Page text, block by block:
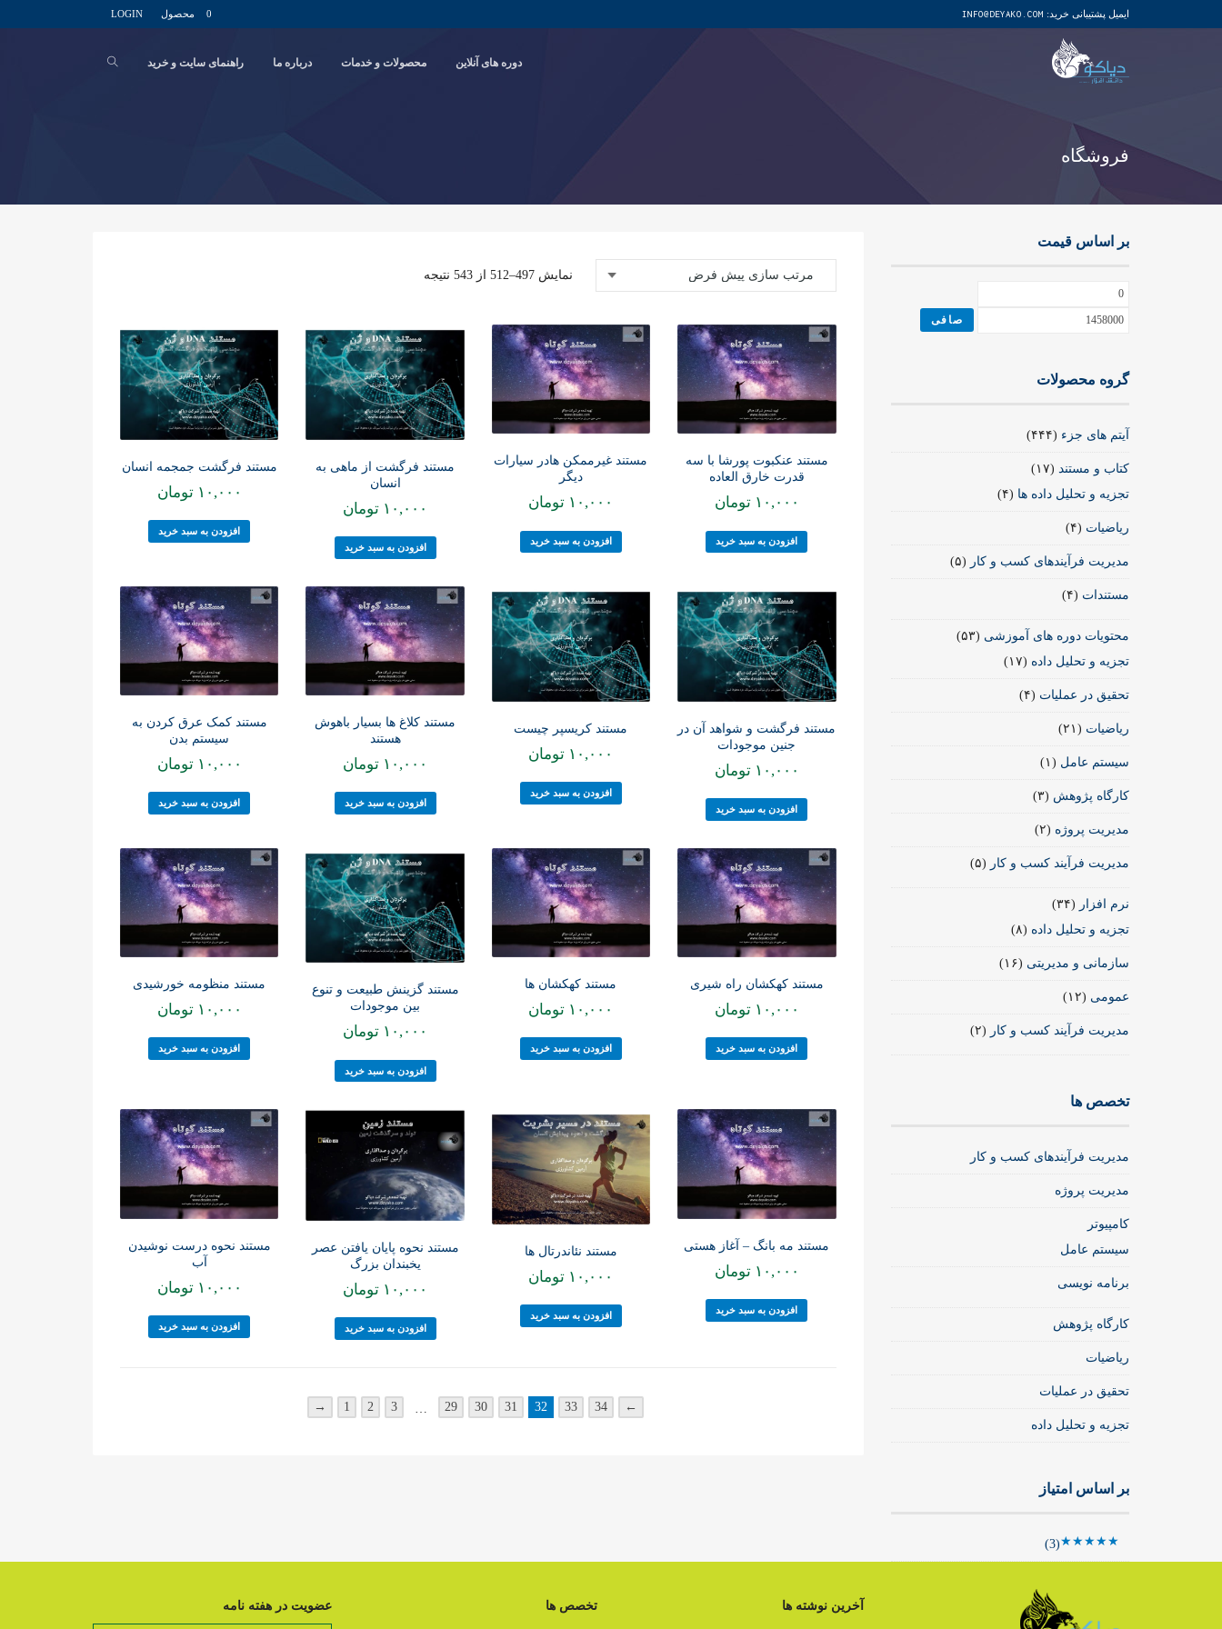
ایمیل پشتیبانی خرید: INFO@DEYAKO.COM
LOGIN 0 محصول
دوره های آنلاین محصولات و خدمات درباره ما راهنمای سایت و خرید
فروشگاه
بر اساس قیمت
حداقل
صافی
گروه محصولات
آیتم های جزء (۴۴۴)
کتاب و مستند (۱۷)
تجزیه و تحلیل داده ها (۴)
ریاضیات (۴)
مدیریت فرآیندهای کسب و کار (۵)
مستندات (۴)
محتویات دوره های آموزشی (۵۳)
تجزیه و تحلیل داده (۱۷)
تحقیق در عملیات (۴)
ریاضیات (۲۱)
سیستم عامل (۱)
کارگاه پژوهش (۳)
مدیریت پروژه (۲)
مدیریت فرآیند کسب و کار (۵)
نرم افزار (۳۴)
تجزیه و تحلیل داده (۸)
سازمانی و مدیریتی (۱۶)
عمومی (۱۲)
مدیریت فرآیند کسب و کار (۲)
تخصص ها
مدیریت فرآیندهای کسب و کار
مدیریت پروژه
کامپیوتر
سیستم عامل
برنامه نویسی
کارگاه پژوهش
ریاضیات
تحقیق در عملیات
تجزیه و تحلیل داده
بر اساس امتیاز
نمره5از 5
(3)
نمایش 497–512 از 543 نتیجه
مستند عنکبوت پورشا با سه
قدرت خارق العاده
۱۰,۰۰۰ تومان
افزودن به سبد خرید
مستند غیرممکن هادر سیارات
دیگر
۱۰,۰۰۰ تومان
افزودن به سبد خرید
مستند فرگشت از ماهی به
انسان
۱۰,۰۰۰ تومان
افزودن به سبد خرید
مستند فرگشت جمجمه انسان
۱۰,۰۰۰ تومان
افزودن به سبد خرید
مستند فرگشت و شواهد آن در
جنین موجودات
۱۰,۰۰۰ تومان
افزودن به سبد خرید
مستند کریسپر چیست
۱۰,۰۰۰ تومان
افزودن به سبد خرید
مستند کلاغ ها بسیار باهوش
هستند
۱۰,۰۰۰ تومان
افزودن به سبد خرید
مستند کمک عرق کردن به
سیستم بدن
۱۰,۰۰۰ تومان
افزودن به سبد خرید
مستند کهکشان راه شیری
۱۰,۰۰۰ تومان
افزودن به سبد خرید
مستند کهکشان ها
۱۰,۰۰۰ تومان
افزودن به سبد خرید
مستند گزینش طبیعت و تنوع
بین موجودات
۱۰,۰۰۰ تومان
افزودن به سبد خرید
مستند منظومه خورشیدی
۱۰,۰۰۰ تومان
افزودن به سبد خرید
مستند مه بانگ – آغاز هستی
۱۰,۰۰۰ تومان
افزودن به سبد خرید
مستند نئاندرتال ها
۱۰,۰۰۰ تومان
افزودن به سبد خرید
مستند نحوه پایان یافتن عصر
یخبندان بزرگ
۱۰,۰۰۰ تومان
افزودن به سبد خرید
مستند نحوه درست نوشیدن
آب
۱۰,۰۰۰ تومان
افزودن به سبد خرید
→ 1 2 3 … 29 30 31 32 33 34 ←
آخرین نوشته ها تخصص ها عضویت در هفته نامه